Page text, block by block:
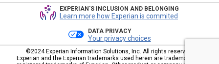
EXPERIAN'S INCLUSION AND BELONGING
Learn more how Experian is commited
DATA PRIVACY
Your privacy choices
©2024 Experian Information Solutions, Inc. All rights reserved.
Experian and the Experian trademarks used herein are trademarks or